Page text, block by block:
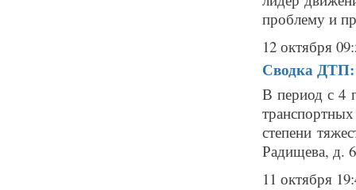
проблему и
12 октября
Сводка ДТП:
В период с 4
степени
Радищева, д.
11 октября